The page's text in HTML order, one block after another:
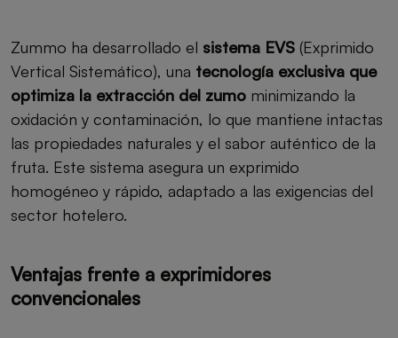
Zummo ha desarrollado el sistema EVS (Exprimido
Vertical Sistemático), una tecnología exclusiva que
optimiza la extracción del zumo minimizando la
oxidación y contaminación, lo que mantiene intactas
las propiedades naturales y el sabor auténtico de la
fruta. Este sistema asegura un exprimido
homogéneo y rápido, adaptado a las exigencias del
sector hotelero.
Ventajas frente a exprimidores
convencionales